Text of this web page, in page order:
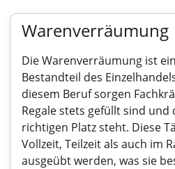
Warenverräumung
Die Warenverräumung ist
Bestandteil des
diesem Beruf sorgen
Regale stets gefüllt sind und
richtigen Platz steht. Diese
Vollzeit, Teilzeit als auch im
ausgeübt werden, was sie